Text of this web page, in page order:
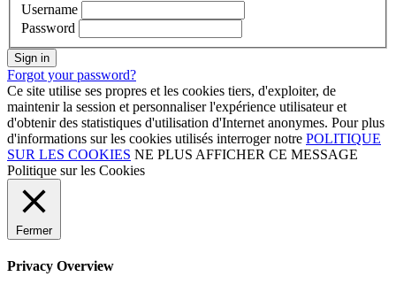
Username
Password
Sign in
Forgot your password?
Ce site utilise ses propres et les cookies tiers, d'exploiter, de
maintenir la session et personnaliser l'expérience utilisateur et
d'obtenir des statistiques d'utilisation d'Internet anonymes. Pour plus
d'informations sur les cookies utilisés interroger notre POLITIQUE
SUR LES COOKIES NE PLUS AFFICHER CE MESSAGE
Politique sur les Cookies
Fermer
Privacy Overview